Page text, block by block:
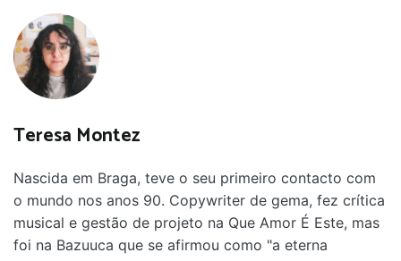
Teresa Montez
Nascida em Braga, teve o seu primeiro contacto com
o mundo nos anos 90. Copywriter de gema, fez crítica
musical e gestão de projeto na Que Amor É Este, mas
foi na Bazuuca que se afirmou como "a eterna